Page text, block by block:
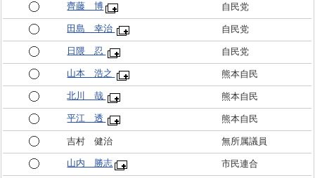
齊藤 博 自民党
田島 幸治 自民党
日隈 忍 自民党
山本 浩之 熊本自民
北川 哉 熊本自民
平江 透 熊本自民
吉村 健治 無所属議員
山内 勝志 市民連合